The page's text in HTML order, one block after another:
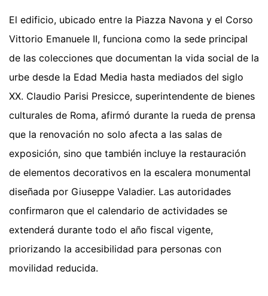
El edificio, ubicado entre la Piazza Navona y el Corso
Vittorio Emanuele II, funciona como la sede principal
de las colecciones que documentan la vida social de la
urbe desde la Edad Media hasta mediados del siglo
XX. Claudio Parisi Presicce, superintendente de bienes
culturales de Roma, afirmó durante la rueda de prensa
que la renovación no solo afecta a las salas de
exposición, sino que también incluye la restauración
de elementos decorativos en la escalera monumental
diseñada por Giuseppe Valadier. Las autoridades
confirmaron que el calendario de actividades se
extenderá durante todo el año fiscal vigente,
priorizando la accesibilidad para personas con
movilidad reducida.